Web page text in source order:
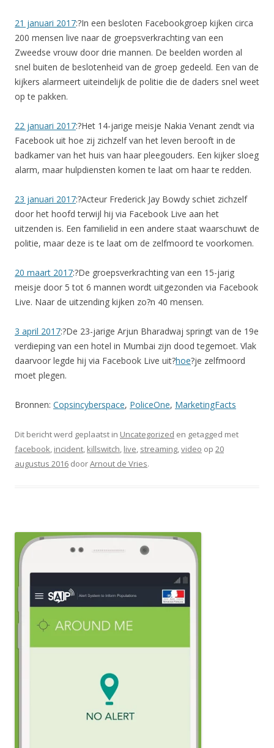
21 januari 2017:?In een besloten Facebookgroep kijken circa
200 mensen live naar de groepsverkrachting van een
Zweedse vrouw door drie mannen. De beelden worden al
snel buiten de beslotenheid van de groep gedeeld. Een van de
kijkers alarmeert uiteindelijk de politie die de daders snel weet
op te pakken.
22 januari 2017:?Het 14-jarige meisje Nakia Venant zendt via
Facebook uit hoe zij zichzelf van het leven berooft in de
badkamer van het huis van haar pleegouders. Een kijker sloeg
alarm, maar hulpdiensten komen te laat om haar te redden.
23 januari 2017:?Acteur Frederick Jay Bowdy schiet zichzelf
door het hoofd terwijl hij via Facebook Live aan het
uitzenden is. Een familielid in een andere staat waarschuwt de
politie, maar deze is te laat om de zelfmoord te voorkomen.
20 maart 2017:?De groepsverkrachting van een 15-jarig
meisje door 5 tot 6 mannen wordt uitgezonden via Facebook
Live. Naar de uitzending kijken zo?n 40 mensen.
3 april 2017:?De 23-jarige Arjun Bharadwaj springt van de 19e
verdieping van een hotel in Mumbai zijn dood tegemoet. Vlak
daarvoor legde hij via Facebook Live uit?hoe?je zelfmoord
moet plegen.
Bronnen: Copsincyberspace, PoliceOne, MarketingFacts
Dit bericht werd geplaatst in Uncategorized en getagged met
facebook, incident, killswitch, live, streaming,video op 20
augustus 2016 doorArnout de Vries.